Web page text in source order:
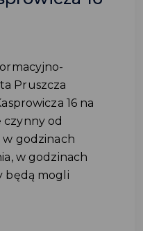
Pruszcza
16 na
czynny od
w godzinach
w godzinach
będą mogli